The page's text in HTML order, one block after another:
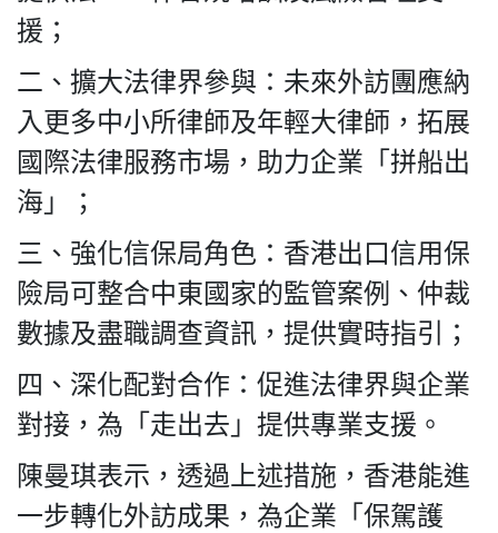
All
rights
援；
二、擴大法律界參與：未來外訪團應納
入更多中小所律師及年輕大律師，拓展
國際法律服務市場，助力企業「拼船出
海」；
三、強化信保局角色：香港出口信用保
險局可整合中東國家的監管案例、仲裁
數據及盡職調查資訊，提供實時指引；
四、深化配對合作：促進法律界與企業
對接，為「走出去」提供專業支援。
陳曼琪表示，透過上述措施，香港能進
一步轉化外訪成果，為企業「保駕護